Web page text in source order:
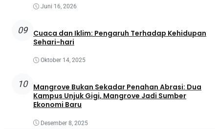
Juni 16, 2026
09
Cuaca dan Iklim: Pengaruh Terhadap Kehidupan
Sehari-hari
Oktober 14, 2025
10
Mangrove Bukan Sekadar Penahan Abrasi: Dua
Kampus Unjuk Gigi, Mangrove Jadi Sumber
Ekonomi Baru
Desember 8, 2025